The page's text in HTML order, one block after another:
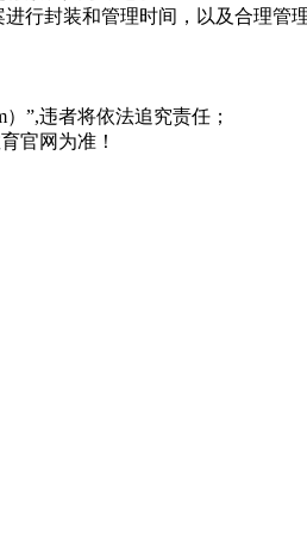
行封装和管理时间，以及合理管
”,违者将依法追究责任；
官网为准！